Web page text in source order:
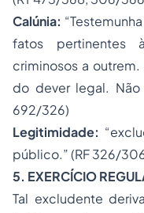
Calúnia:
fatos pertinentes
criminosos a
do dever legal. Não
692/326)
Legitimidade:
público.” (RF 326/
5. EXERCÍCIO
Tal excludente